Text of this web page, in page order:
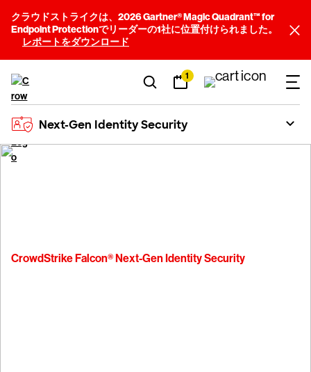
クラウドストライクは、2026 Gartner® Magic Quadrant™ for
Endpoint Protectionでリーダーの1社に位置付けられました。
レポートをダウンロード
1
Next-Gen Identity Security
CrowdStrike Falcon® Next-Gen Identity Security